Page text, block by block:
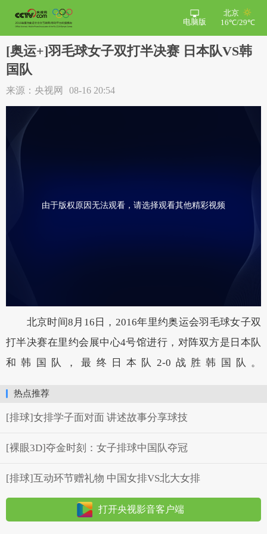
北京
16℃/29℃
电脑版
[奥运+]羽毛球女子双打半决赛 日本队VS韩
国队
来源：央视网 08-16 20:54
由于版权原因无法观看，请选择观看其他精彩视频
北京时间8月16日，2016年里约奥运会羽毛球女子双
打半决赛在里约会展中心4号馆进行，对阵双方是日本队
和韩国队，最终日本队2-0战胜韩国队。
热点推荐
[排球]女排学子面对面 讲述故事分享球技
[裸眼3D]夺金时刻：女子排球中国队夺冠
[排球]互动环节赠礼物 中国女排VS北大女排
打开央视影音客户端